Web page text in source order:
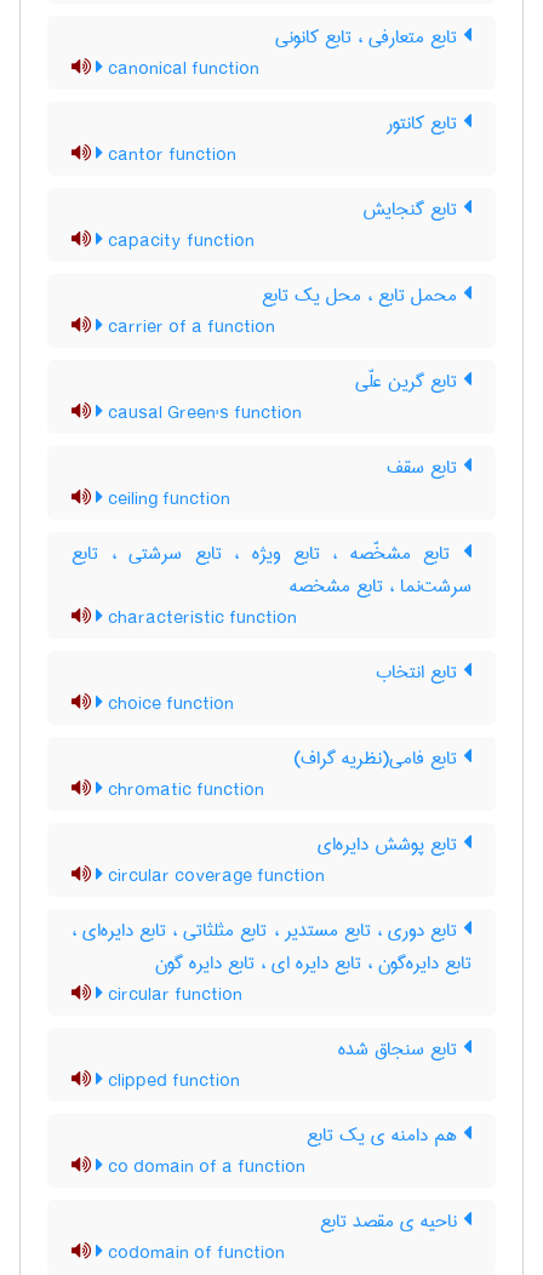
تابع متعارفی ، تابع کانونی
canonical function
تابع کانتور
cantor function
تابع گنجایش
capacity function
محمل تابع ، محل یک تابع
carrier of a function
تابع گرین علّی
causal Green's function
تابع سقف
ceiling function
تابع مشخّصه ، تابع ویژه ، تابع سرشتی ، تابع
سرشت‌نما ، تابع مشخصه
characteristic function
تابع انتخاب
choice function
تابع فامی(نظریه گراف)
chromatic function
تابع پوشش دایره‌ای
circular coverage function
تابع دوری ، تابع مستدیر ، تابع مثلثاتی ، تابع دایره‌ای ،
تابع دایره‌گون ، تابع دایره ای ، تابع دایره گون
circular function
تابع سنجاق شده
clipped function
هم دامنه ی یک تابع
co domain of a function
ناحیه ی مقصد تابع
codomain of function